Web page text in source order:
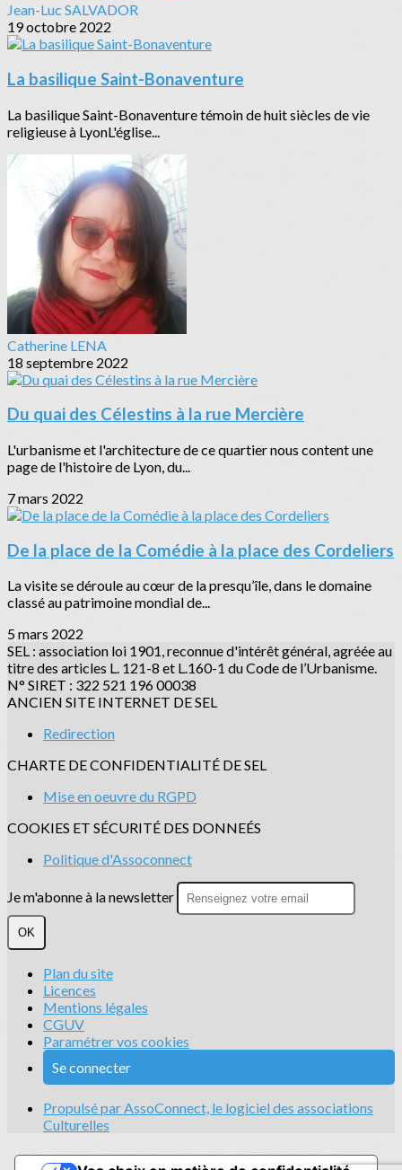
Jean-Luc SALVADOR
19 octobre 2022
La basilique Saint-Bonaventure
La basilique Saint-Bonaventure témoin de huit siècles de vie
religieuse à LyonL'église...
Catherine LENA
18 septembre 2022
Du quai des Célestins à la rue Mercière
L'urbanisme et l'architecture de ce quartier nous content une
page de l'histoire de Lyon, du...
7 mars 2022
De la place de la Comédie à la place des Cordeliers
La visite se déroule au cœur de la presqu’île, dans le domaine
classé au patrimoine mondial de...
5 mars 2022
SEL : association loi 1901, reconnue d'intérêt général, agréée au
titre des articles L. 121-8 et L.160-1 du Code de l’Urbanisme.
N° SIRET : 322 521 196 00038
ANCIEN SITE INTERNET DE SEL
Redirection
CHARTE DE CONFIDENTIALITÉ DE SEL
Mise en oeuvre du RGPD
COOKIES ET SÉCURITÉ DES DONNEÉS
Politique d'Assoconnect
Je m'abonne à la newsletter
OK
Plan du site
Licences
Mentions légales
CGUV
Paramétrer vos cookies
Se connecter
Propulsé par AssoConnect, le logiciel des associations
Culturelles